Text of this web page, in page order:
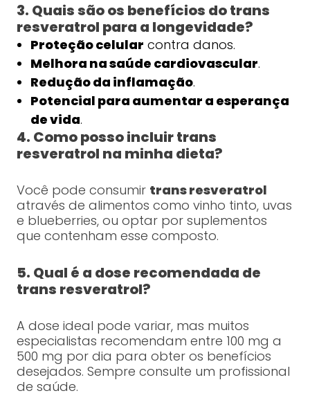
3. Quais são os benefícios do trans
resveratrol para a longevidade?
Proteção celular contra danos.
Melhora na saúde cardiovascular.
Redução da inflamação.
Potencial para aumentar a esperança
de vida.
4. Como posso incluir trans
resveratrol na minha dieta?
Você pode consumir trans resveratrol
através de alimentos como vinho tinto, uvas
e blueberries, ou optar por suplementos
que contenham esse composto.
5. Qual é a dose recomendada de
trans resveratrol?
A dose ideal pode variar, mas muitos
especialistas recomendam entre 100 mg a
500 mg por dia para obter os benefícios
desejados. Sempre consulte um profissional
de saúde.